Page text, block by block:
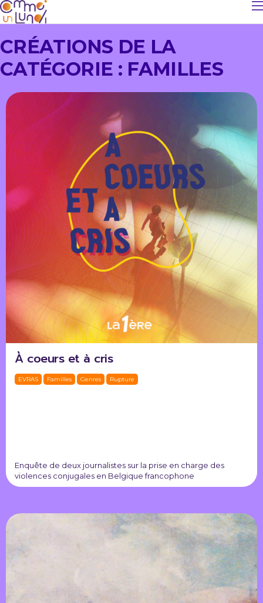
CRÉATIONS DE LA
CATÉGORIE : FAMILLES
À coeurs et à cris
EVRAS Familles Genres Rupture
Enquête de deux journalistes sur la prise en charge des
violences conjugales en Belgique francophone